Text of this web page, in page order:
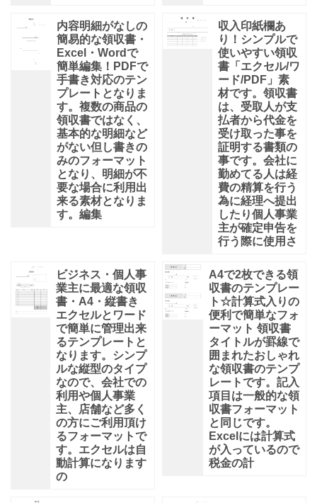
内容明細がなしの
簡易的な領収書・
Excel・Wordで
簡単編集！PDFで
手書き対応のテン
プレートとなりま
す。複数の商品の
領収書ではなく、
基本的な明細など
がない但し書きの
みのフォーマット
となり、明細が不
要な場合に利用出
来る素材となりま
す。編集
収入印紙欄あ
り！シンプルで
使いやすい領収
書「エクセル/ワ
ード/PDF」素
材です。領収書
は、受取人が支
払者から代金を
受け取った事を
証明する書類の
事です。会社に
勤めてる人は経
費の精算を行う
為に経理へ提出
したり個人事業
主が確定申告を
行う際に使用さ
ビジネス・個人事
業主に最適な領収
書・A4・縦書き
エクセルとワード
で簡単に管理出来
るテンプレートと
なります。シンプ
ルな縦型のタイプ
なので、会社での
利用や個人事業
主、店舗など多く
の方にご利用頂け
るフォーマットで
す。エクセルは自
動計算になります
の
A4で2枚できる領
収書のテンプレー
ト☆計算式入りの
便利で簡単なフォ
ーマット 領収書
タイトルが罫線で
囲まれたおしゃれ
な領収書のテンプ
レートです。記入
項目は一般的な領
収書フォーマット
と同じです。
Excelには計算式
が入っているので
税金の計